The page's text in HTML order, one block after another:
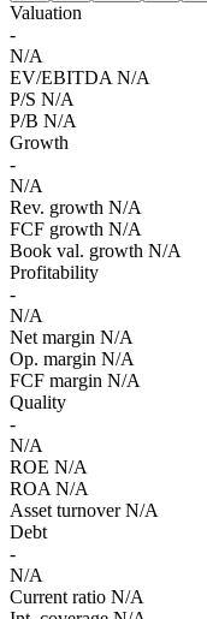
Valuation
-
N/A
EV/EBITDA N/A
P/S N/A
P/B N/A
Growth
-
N/A
Rev. growth N/A
FCF growth N/A
Book val. growth N/A
Profitability
-
N/A
Net margin N/A
Op. margin N/A
FCF margin N/A
Quality
-
N/A
ROE N/A
ROA N/A
Asset turnover N/A
Debt
-
N/A
Current ratio N/A